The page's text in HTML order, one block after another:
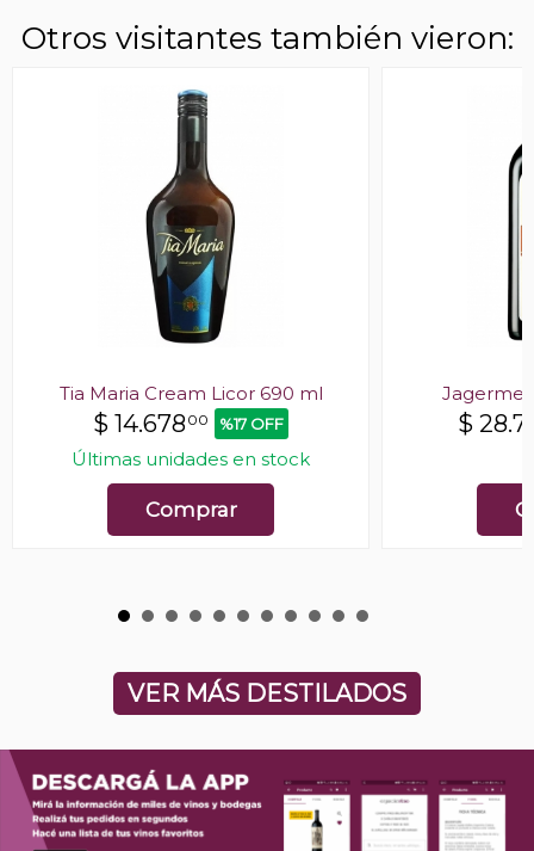
Otros visitantes también vieron:
Tia Maria Cream Licor 690 ml
$ 14.678 00 %17 OFF
Últimas unidades en stock
Comprar
$
VER MÁS DESTILADOS